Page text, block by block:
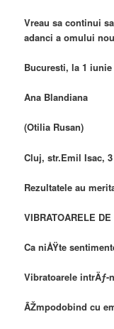
Vreau sa continui
adanci a omului
Bucuresti, la 1 iunie
Ana Blandiana
(Otilia Rusan)
Cluj, str.Emil Isac, 3
Rezultatele au
VIBRATOARELE
Ca niÅŸte
Vibratoarele intrÄƒ-
ÃŽmpodobind cu